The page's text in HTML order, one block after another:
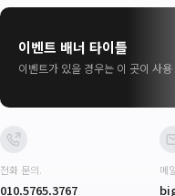
이벤트 배너 타이틀
이벤트가 있을 경우는 이 곳이 사용
전화 문의.
010.5765.3767
메